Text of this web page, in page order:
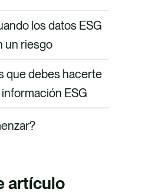
los datos ESG
un riesgo
que debes hacerte
ESG
artículo